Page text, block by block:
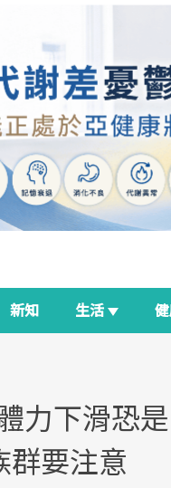
新知 生活
力下滑恐
群要注意